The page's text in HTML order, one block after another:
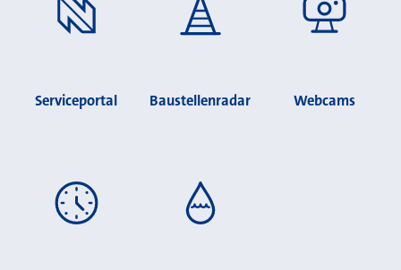
Serviceportal Baustellenradar Webcams